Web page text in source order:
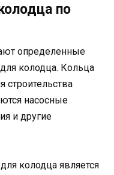
по
определенные
колодца. Кольца
строительства
насосные
и другие
колодца является